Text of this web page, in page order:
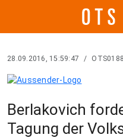
28.09.2016, 15:59:47 / OTS0188
Berlakovich
Tagung der